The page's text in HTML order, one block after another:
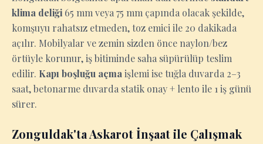
klima deliği 65 mm veya 75 mm çapında olacak şekilde,
komşuyu rahatsız etmeden, toz emici ile 20 dakikada
açılır. Mobilyalar ve zemin sizden önce naylon/bez
örtüyle korunur, iş bitiminde saha süpürülüp teslim
edilir. Kapı boşluğu açma işlemi ise tuğla duvarda 2–3
saat, betonarme duvarda statik onay + lento ile 1 iş günü
sürer.
Zonguldak'ta Askarot İnşaat ile Çalışmak